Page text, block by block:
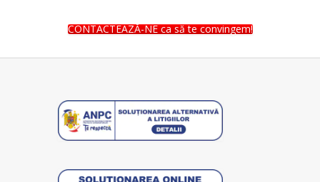
CONTACTEAZĂ-NE ca să te convingem!